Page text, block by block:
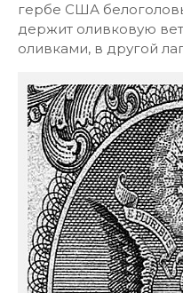
гербе США
держит оливковую
оливками, в другой